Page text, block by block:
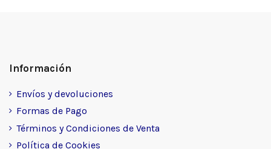
Información
Envíos y devoluciones
Formas de Pago
Términos y Condiciones de Venta
Política de Cookies